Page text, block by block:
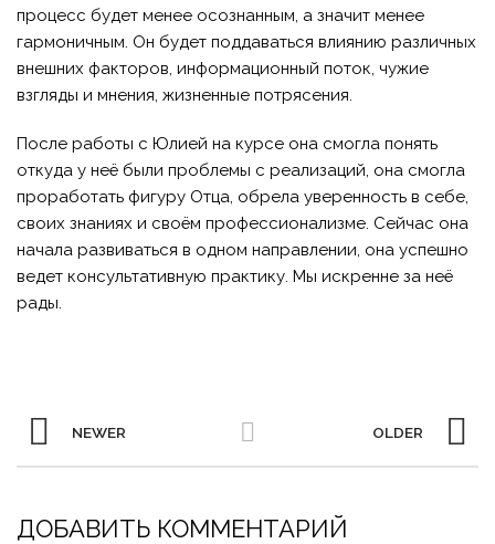
процесс будет менее осознанным, а значит менее
гармоничным. Он будет поддаваться влиянию различных
внешних факторов, информационный поток, чужие
взгляды и мнения, жизненные потрясения.
После работы с Юлией на курсе она смогла понять
откуда у неё были проблемы с реализаций, она смогла
проработать фигуру Отца, обрела уверенность в себе,
своих знаниях и своём профессионализме. Сейчас она
начала развиваться в одном направлении, она успешно
ведет консультативную практику. Мы искренне за неё
рады.
NEWER OLDER
ДОБАВИТЬ КОММЕНТАРИЙ